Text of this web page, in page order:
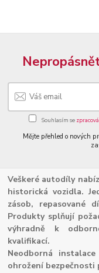
Souhlasím se
Mějte přehled o nových
Veškeré autodíly
historická vozidla.
zásob, repasované
Produkty splňují
výhradně k
kvalifikací.
Neodborná
ohrožení bezpečnosti